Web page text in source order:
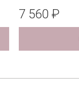
7 560 ₽